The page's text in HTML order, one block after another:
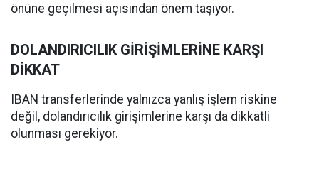
önüne geçilmesi açısından önem taşıyor.
DOLANDIRICILIK GİRİŞİMLERİNE KARŞI
DİKKAT
IBAN transferlerinde yalnızca yanlış işlem riskine
değil, dolandırıcılık girişimlerine karşı da dikkatli
olunması gerekiyor.